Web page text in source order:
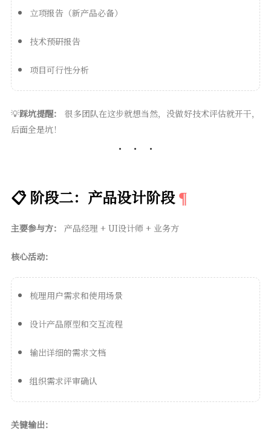
立项报告（新产品必备）
技术预研报告
项目可行性分析
💡踩坑提醒：
很多团队在这步就想当然，没做好技术评估就开干，
后面全是坑！
📋 阶段二：产品设计阶段
主要参与方： 产品经理 + UI设计师 + 业务方
核心活动：
梳理用户需求和使用场景
设计产品原型和交互流程
输出详细的需求文档
组织需求评审确认
关键输出：